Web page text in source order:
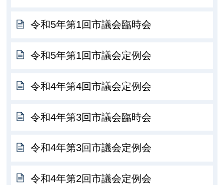
令和5年第1回市議会臨時会
令和5年第1回市議会定例会
令和4年第4回市議会定例会
令和4年第3回市議会臨時会
令和4年第3回市議会定例会
令和4年第2回市議会定例会